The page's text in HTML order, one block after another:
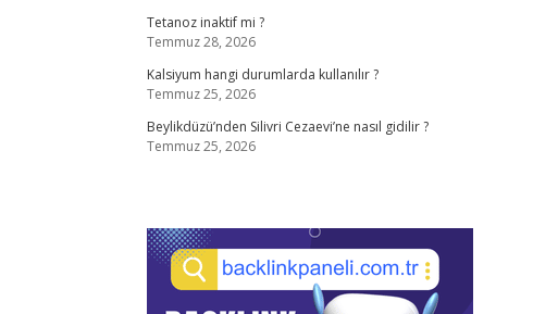
Tetanoz inaktif mi ?
Temmuz 28, 2026
Kalsiyum hangi durumlarda kullanılır ?
Temmuz 25, 2026
Beylikdüzü’nden Silivri Cezaevi’ne nasıl gidilir ?
Temmuz 25, 2026